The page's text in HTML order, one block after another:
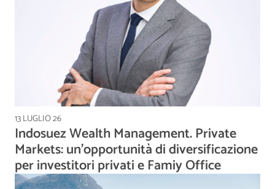
13 LUGLIO 26
Indosuez Wealth Management. Private
Markets: un’opportunità di diversificazione
per investitori privati e Famiy Office